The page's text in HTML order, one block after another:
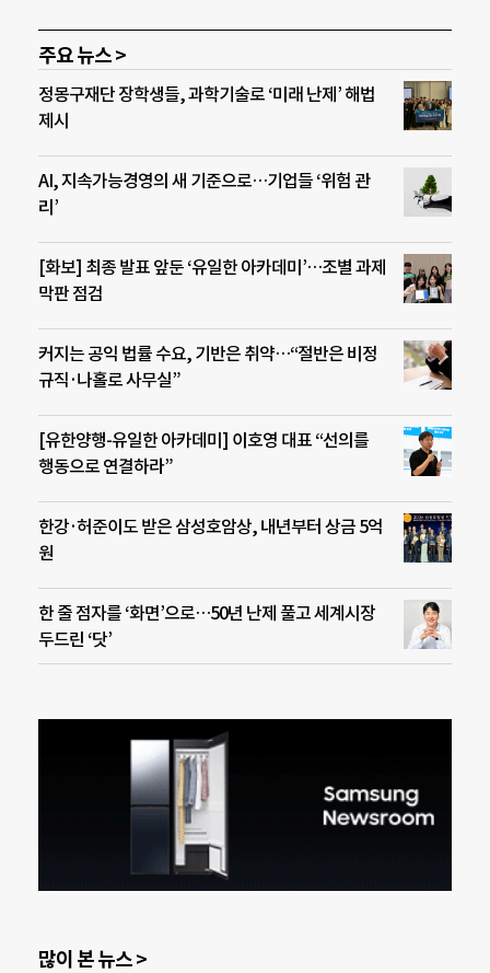
주요 뉴스 >
정몽구재단 장학생들, 과학기술로 ‘미래 난제’ 해법
제시
AI, 지속가능경영의 새 기준으로…기업들 ‘위험 관
리’
[화보] 최종 발표 앞둔 ‘유일한 아카데미’…조별 과제
막판 점검
커지는 공익 법률 수요, 기반은 취약…“절반은 비정
규직·나홀로 사무실”
[유한양행-유일한 아카데미] 이호영 대표 “선의를
행동으로 연결하라”
한강·허준이도 받은 삼성호암상, 내년부터 상금 5억
원
한 줄 점자를 ‘화면’으로…50년 난제 풀고 세계시장
두드린 ‘닷’
많이 본 뉴스 >